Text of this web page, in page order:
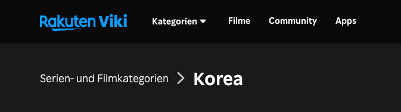
Kategorien Filme Community Apps
Serien- und Filmkategorien Korea